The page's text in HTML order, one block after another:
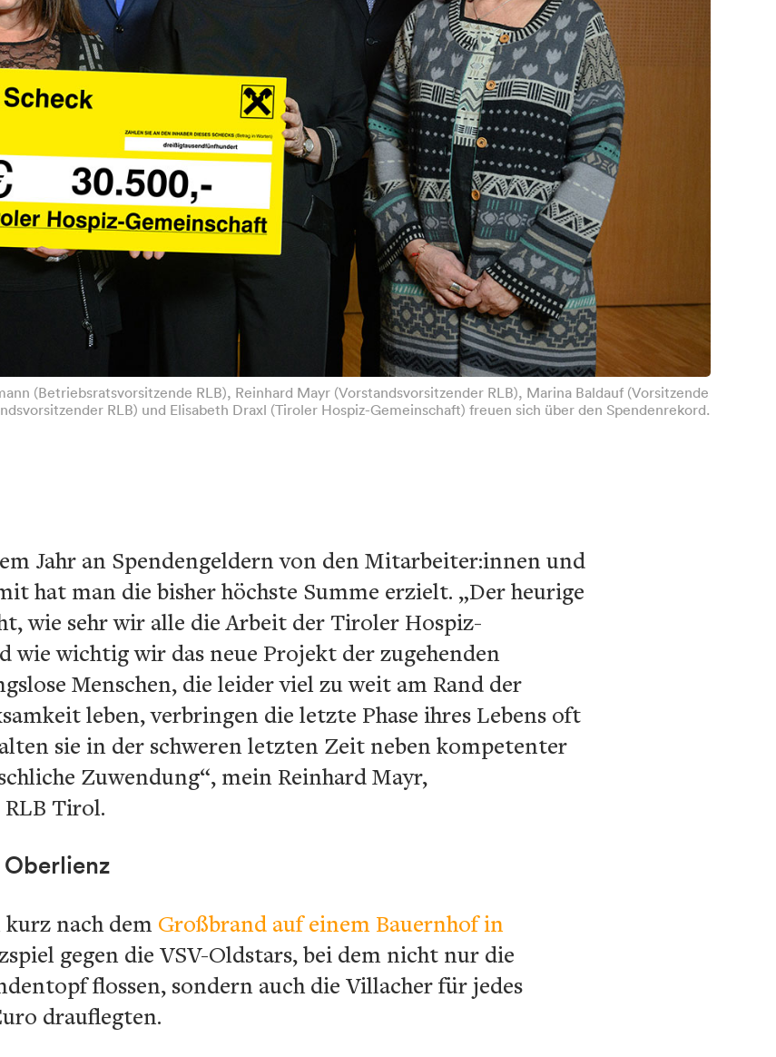
(Betriebsratsvorsitzende RLB), Reinhard Mayr (Vorstandsvorsitzender RLB), Marina Baldauf (Vorsitzende
RLB) und Elisabeth Draxl (Tiroler Hospiz-Gemeinschaft) freuen sich über den Spendenrekord.
Jahr an Spendengeldern von den Mitarbeiter:innen und
hat man die bisher höchste Summe erzielt. „Der heurige
wie sehr wir alle die Arbeit der Tiroler Hospiz-
wie wichtig wir das neue Projekt der zugehenden
Menschen, die leider viel zu weit am Rand der
leben, verbringen die letzte Phase ihres Lebens oft
sie in der schweren letzten Zeit neben kompetenter
Zuwendung“, mein Reinhard Mayr,
Tirol.
nach dem Großbrand auf einem Bauernhof in
gegen die VSV-Oldstars, bei dem nicht nur die
flossen, sondern auch die Villacher für jedes
drauflegten.